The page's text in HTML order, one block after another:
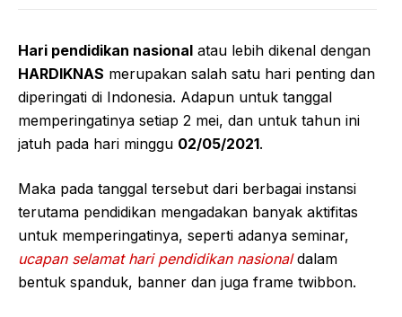
Hari pendidikan nasional atau lebih dikenal dengan
HARDIKNAS merupakan salah satu hari penting dan
diperingati di Indonesia. Adapun untuk tanggal
memperingatinya setiap 2 mei, dan untuk tahun ini
jatuh pada hari minggu 02/05/2021.
Maka pada tanggal tersebut dari berbagai instansi
terutama pendidikan mengadakan banyak aktifitas
untuk memperingatinya, seperti adanya seminar,
ucapan selamat hari pendidikan nasionaldalam
bentuk spanduk, banner dan juga frame twibbon.